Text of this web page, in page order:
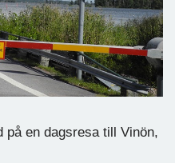
på en dagsresa till Vinön,